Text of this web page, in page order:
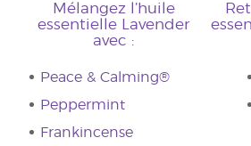
Mélangez l’huile
essentielle Lavender
avec :
Peace & Calming®
Peppermint
Frankincense